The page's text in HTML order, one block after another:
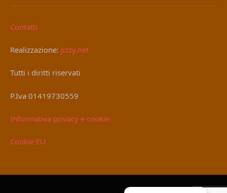
Contatti
Realizzazione: Jizzy.net
Tutti i diritti riservati
P.Iva 01419730559
Informativa privacy e cookie
Cookie EU